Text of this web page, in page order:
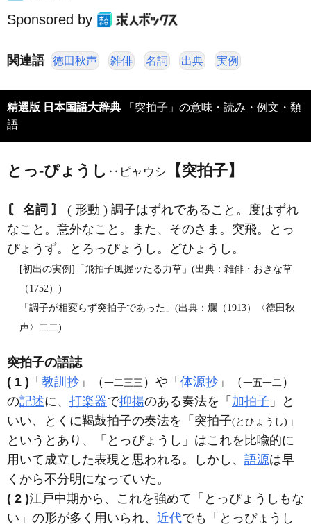
Sponsored by
関連語 徳田秋声 雑俳 名詞 出典 実例
精選版 日本国語大辞典 「突拍子」の意味・読み・例文・類
語
とっ‐ぴょうし ‥ピャウシ 【突拍子】
〘 名詞 〙
( 形動 ) 調子はずれであること。度はずれ
なこと。意外なこと。また、そのさま。突飛。とっ
ぴょうず。とろっぴょうし。どひょうし。
[初出の実例]「飛拍子風握ッたる力草」(出典：雑俳・おきな草
（1752）)
「調子が相変らず突拍子であった」(出典：爛（1913）〈徳田秋
声〉二二)
突拍子の語誌
( 1 ) 「 教訓抄 」（一二三三 ）や「 体源抄 」（一五一二 ）
の記述に、 打楽器で抑揚のある奏法を「 加拍子 」と
いい、とくに鞨鼓拍子の奏法を「突拍子(とひょうし) 」
というとあり、「とっぴょうし」はこれを比喩的に
用いて成立した表現と思われる。しかし、 語源は早
くから不分明になっていた。
( 2 )江戸中期から、これを強めて「とっぴょうしもな
い」の形が多く用いられ、 近代でも「とっぴょうし